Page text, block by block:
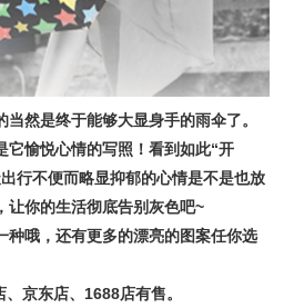
然是终于能够大显身手的雨伞了。
它愉悦心情的写照！看到如此“开
行不便而略显抑郁的心情是不是也放
让你的生活彻底告别灰色吧~
种哦，还有更多的漂亮的图案任你选
、京东店、 1688店有售。